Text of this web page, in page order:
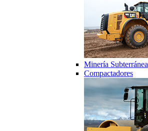
Minería Subterránea
Compactadores